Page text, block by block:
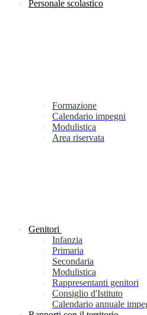
Personale scolastico
Formazione
Calendario impegni
Modulistica
Area riservata
Genitori
Infanzia
Primaria
Secondaria
Modulistica
Rappresentanti genitori
Consiglio d'Istituto
Calendario annuale